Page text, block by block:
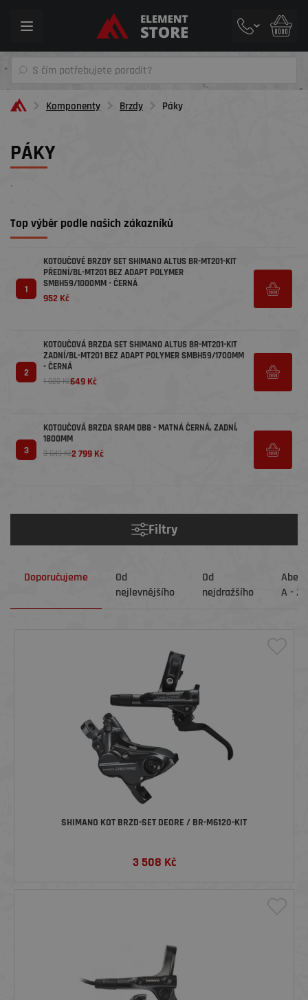
Toggle
Komponenty Brzdy Páky
PÁKY
´
Top výběr podle našich zákazníků
1
KOTOUČOVÉ BRZDY SET SHIMANO ALTUS BR-MT201-KIT
PŘEDNÍ/BL-MT201 BEZ ADAPT POLYMER
SMBH59/1000MM - ČERNÁ
952 Kč
2
KOTOUČOVÁ BRZDA SET SHIMANO ALTUS BR-MT201-KIT
ZADNÍ/BL-MT201 BEZ ADAPT POLYMER SMBH59/1700MM
- ČERNÁ
1 020 Kč649 Kč
3
KOTOUČOVÁ BRZDA SRAM DB8 - MATNÁ ČERNÁ, ZADNÍ,
1800MM
3 849 Kč2 799 Kč
Filtry
Doporučujeme
Od
nejlevnějšího
Od
nejdražšího
A - Z
SHIMANO KOT BRZD-SET DEORE / BR-M6120-KIT
3 508 Kč